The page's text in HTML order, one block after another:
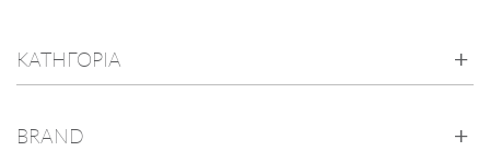
ΚΑΤΗΓΟΡΙΑ
BRAND